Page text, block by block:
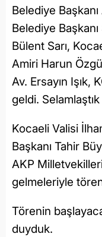
Belediye
Belediye
Bülent Sarı,
Amiri Harun
Av. Ersayın Işık,
geldi.
Kocaeli Valisi
Başkanı Tahir
AKP
gelmeleriyle
Törenin
duyduk.